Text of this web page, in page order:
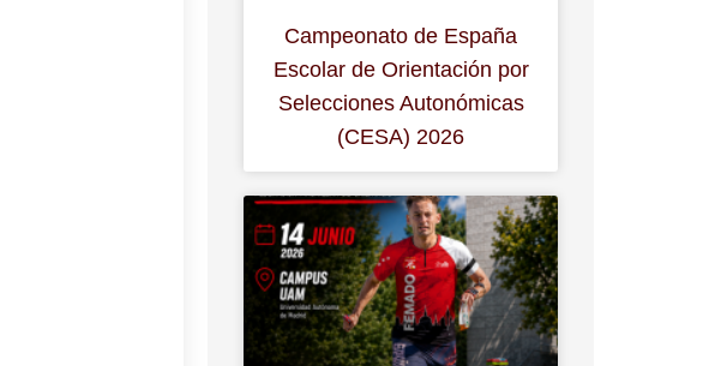
Campeonato de España
Escolar de Orientación por
Selecciones Autonómicas
(CESA) 2026